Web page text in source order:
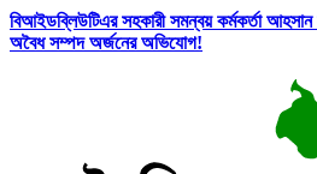
বিআইডব্লিউটিএর সহকারী সমন্বয় কর্মকর্তা আহসান
অবৈধ সম্পদ অর্জনের অভিযোগ!